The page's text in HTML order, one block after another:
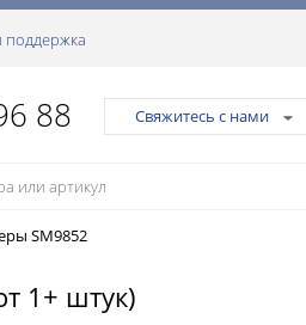
поддержка
88 Свяжитесь с нами
SM9852
1+ штук)